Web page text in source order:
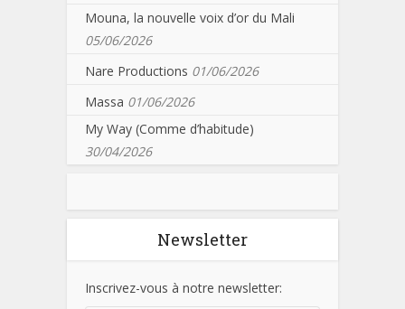
Mouna, la nouvelle voix d’or du Mali
05/06/2026
Nare Productions 01/06/2026
Massa 01/06/2026
My Way (Comme d’habitude)
30/04/2026
Newsletter
Inscrivez-vous à notre newsletter: